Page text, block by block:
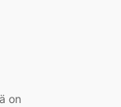
on